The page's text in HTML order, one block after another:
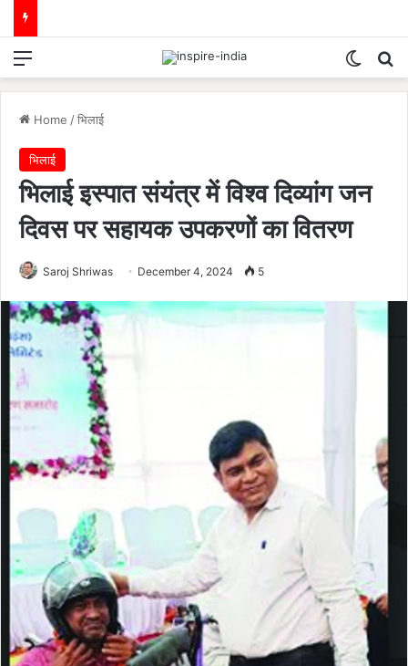
Menu
Home /भिलाई
भिलाई
भिलाई इस्पात संयंत्र में विश्व दिव्यांग जन
दिवस पर सहायक उपकरणों का वितरण
Saroj Shriwas December 4, 2024 5